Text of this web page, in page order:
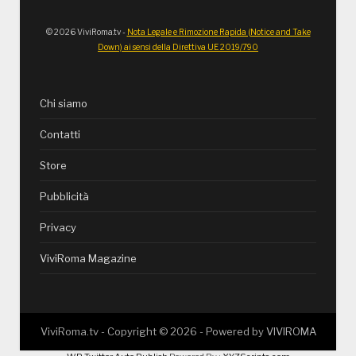
© 2026 ViviRoma.tv - Nota Legale e Rimozione Rapida (Notice and Take
Down) ai sensi della Direttiva UE 2019/790
Chi siamo
Contatti
Store
Pubblicità
Privacy
ViviRoma Magazine
ViviRoma.tv - Copyright © 2026 - Powered byVIVIROMA